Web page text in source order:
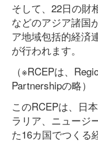
そして、22日の財
などのアジア諸国
ア地域包括的経済
が行われます。
（※RCEPは、
Partnershipの略）
このRCEPは、日
ラリア、ニュージ
た16カ国でつくる